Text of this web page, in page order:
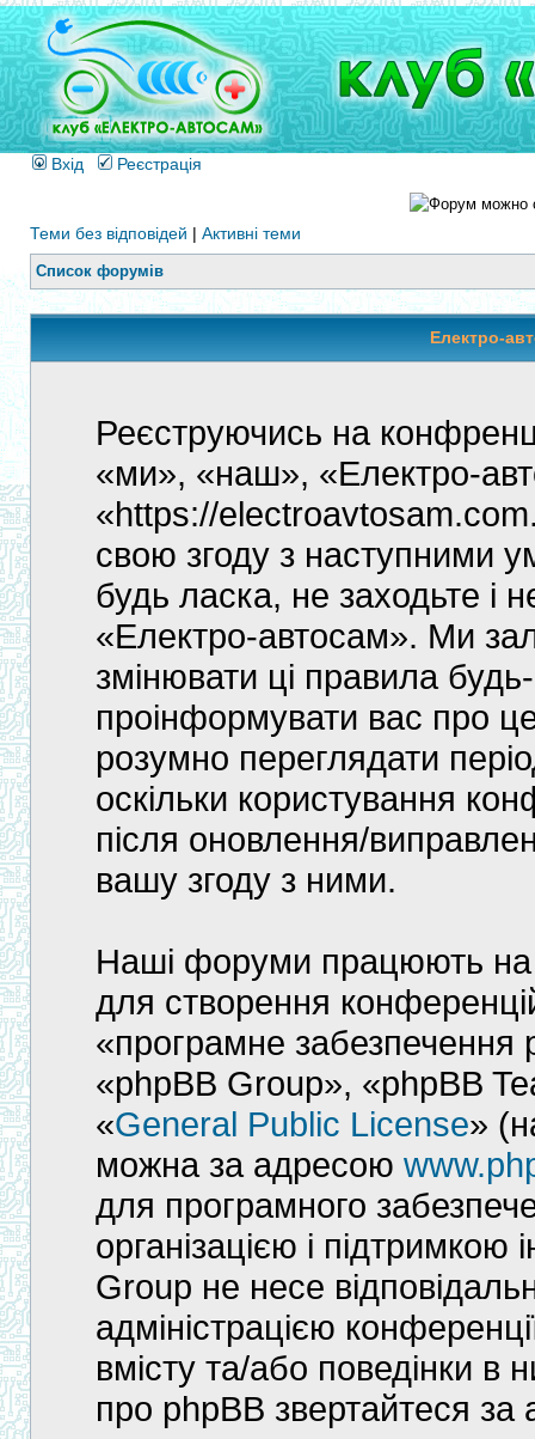
Вхід Реєстрація
Теми без відповідей | Активні теми
Список форумів
Електро-
Реєструючись на
«ми», «наш», «Електро-
«https://
свою згоду з наступними
будь ласка, не заходьте і
«Електро-автосам». Ми
змінювати ці правила
проінформувати вас про
розумно переглядати
оскільки користування
після оновлення/
вашу згоду з ними.
Наші форуми працюють на
для створення
«програмне
«phpBB Group», «phpBB
«General Public License»
можна за адресою
для програмного
організацією і підтримкою
Group не несе
адміністрацією
вмісту та/або поведінки
про phpBB звертайтеся